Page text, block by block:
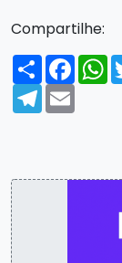
Compartilhe:
Telegram
Email